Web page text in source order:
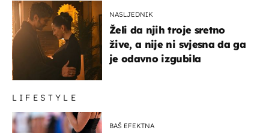
NASLJEDNIK
Želi da njih troje sretno
žive, a nije ni svjesna da ga
je odavno izgubila
LIFESTYLE
BAŠ EFEKTNA